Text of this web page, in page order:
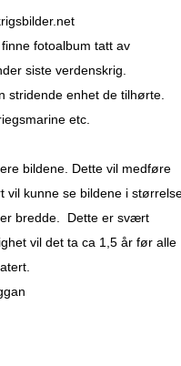
fotoalbum tatt av
siste verdenskrig.
stridende enhet de tilhørte.
etc.
bildene. Dette vil medføre
vil kunne se bildene i
bredde. Dette er svært
vil det ta ca 1,5 år før alle